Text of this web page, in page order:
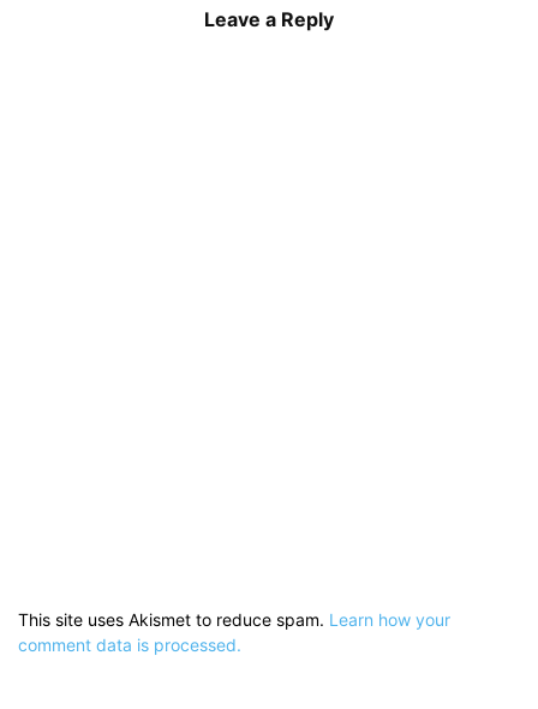
Leave a Reply
This site uses Akismet to reduce spam. Learn how your
comment data is processed.